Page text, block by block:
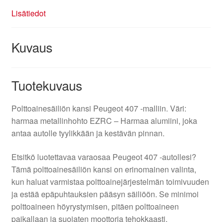
Lisätiedot
Kuvaus
Tuotekuvaus
Polttoainesäiliön kansi Peugeot 407 -malliin. Väri:
harmaa metallinhohto EZRC – Harmaa alumiini, joka
antaa autolle tyylikkään ja kestävän pinnan.
Etsitkö luotettavaa varaosaa Peugeot 407 -autollesi?
Tämä polttoainesäiliön kansi on erinomainen valinta,
kun haluat varmistaa polttoainejärjestelmän toimivuuden
ja estää epäpuhtauksien pääsyn säiliöön. Se minimoi
polttoaineen höyrystymisen, pitäen polttoaineen
paikallaan ja suojaten moottoria tehokkaasti.